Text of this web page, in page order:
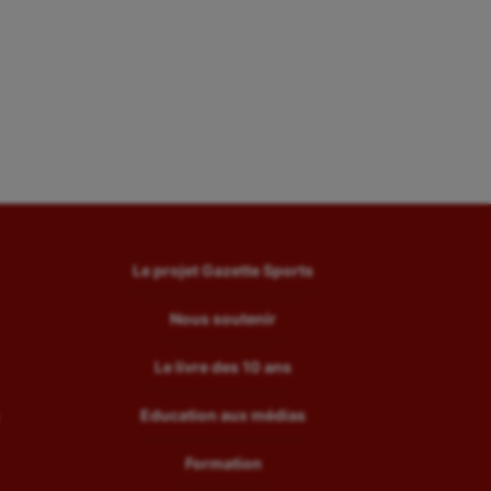
Le projet Gazette Sports
Nous soutenir
Le livre des 10 ans
Education aux médias
Formation